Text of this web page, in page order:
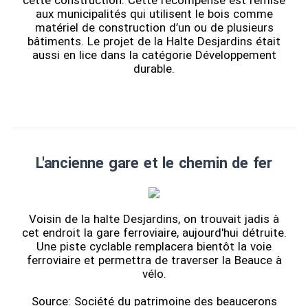
aux municipalités qui utilisent le bois comme
matériel de construction d’un ou de plusieurs
bâtiments. Le projet de la Halte Desjardins était
aussi en lice dans la catégorie Développement
durable.
L'ancienne gare et le chemin de fer
Voisin de la halte Desjardins, on trouvait jadis à
cet endroit la gare ferroviaire, aujourd'hui détruite.
Une piste cyclable remplacera bientôt la voie
ferroviaire et permettra de traverser la Beauce à
vélo.
Source: Société du patrimoine des beaucerons